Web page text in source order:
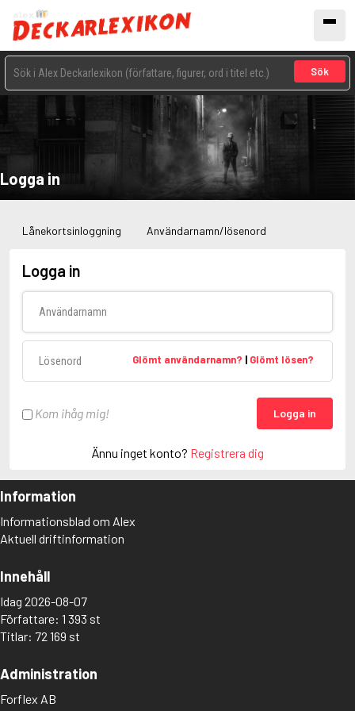
Sök
Logga in
Lånekortsinloggning Användarnamn/lösenord
Logga in
Glömt användarnamn? | Glömt lösen?
Kom ihåg mig! Logga in
Ännu inget konto? Registrera dig
Information
Informationsblad om Alex
Aktuell driftinformation
Innehåll
Idag 2026-08-07
Författare: 1 393 st
Titlar: 72 169 st
Administration
Forflex AB